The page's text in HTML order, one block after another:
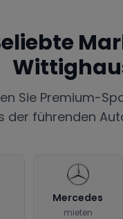
Sie Premium-
der führenden
Mercedes
mieten